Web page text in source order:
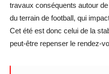
travaux conséquents autour de
du terrain de football, qui
Cet été est donc celui de la
peut-être repenser le rendez-